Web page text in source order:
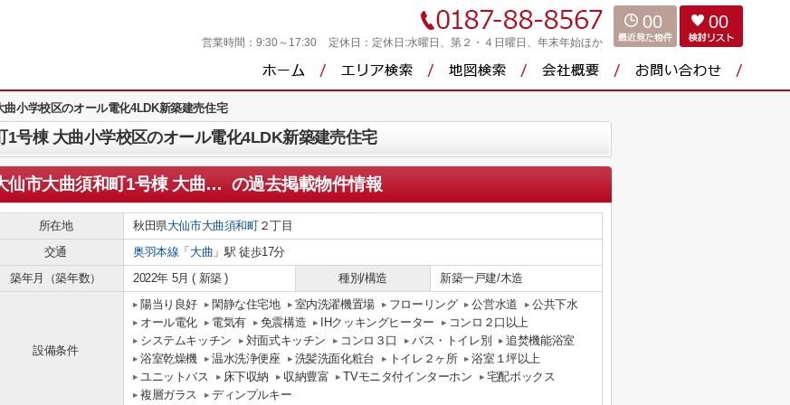
営業時間： 9:30～17:30 定休日： 定休日:水曜日、第２・４日曜日、年末年始ほか
00 00
曲小学校区のオール電化4LDK新築建売住宅
号棟 大曲小学校区のオール電化4LDK新築建売住宅
大仙市大曲須和町1号棟 大曲小学校区のオール電化4LDK新築建売住宅 の過去掲載物件情報
所在地 秋田県大仙市大曲須和町２丁目
交通
奥羽本線 「 大曲 」駅 徒歩17分
築年月（築年数）
2022年 5月 ( 新築 ) 種別/構造 新築一戸建/木造
設備条件
陽当り良好 閑静な住宅地 室内洗濯機置場 フローリング 公営水道
公共下水
オール電化
電気有 免震構造 IHクッキングヒーター
コンロ２口以上
システムキッチン
対面式キッチン コンロ３口 バス・トイレ別
追焚機能浴室
浴室乾燥機
温水洗浄便座 洗髪洗面化粧台 トイレ２ヶ所
浴室１坪以上
ユニットバス
床下収納 収納豊富 TVモニタ付インターホン
宅配ボックス
複層ガラス
ディンプルキー